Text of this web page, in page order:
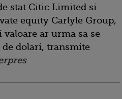
stat Citic Limited si
equity Carlyle Group,
ar urma sa se
dolari, transmite
.